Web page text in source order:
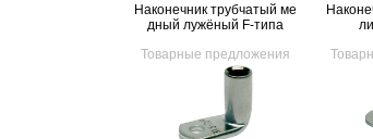
Наконечник трубчатый ме
дный лужёный F-типа
Товарные предложения